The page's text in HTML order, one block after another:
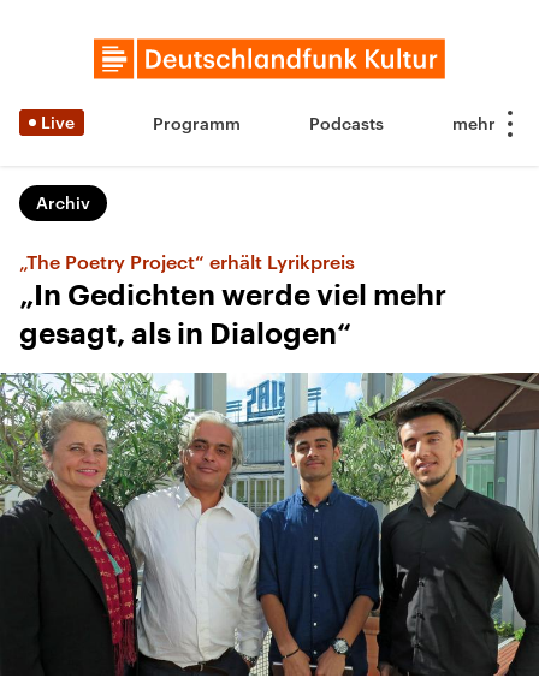
Live Programm Podcasts
Archiv
„The Poetry Project“ erhält Lyrikpreis
„In Gedichten werde viel mehr
gesagt, als in Dialogen“